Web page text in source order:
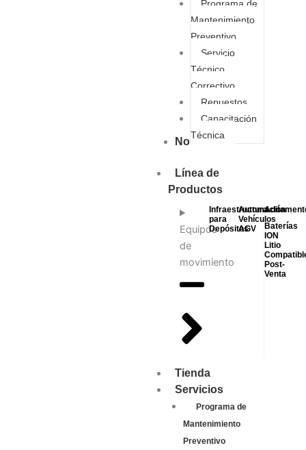
Programa de
Mantenimiento
Preventivo
Servicio
Técnico
Correctivo
Repuestos
Capacitación
Técnica
Nosotros
Línea de
Productos
Equipos
de
movimiento
Infraestructura
para
Depósitos
Automación
Vehículos
AGV
Baterías
ION
Litio
Post-
Venta
Tienda
Servicios
Programa de
Mantenimiento
Preventivo